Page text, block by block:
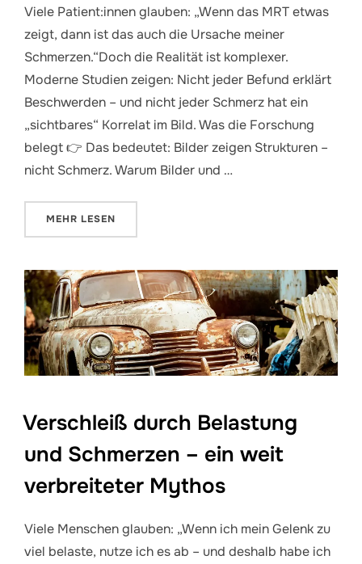
Viele Patient:innen glauben: „Wenn das MRT etwas
zeigt, dann ist das auch die Ursache meiner
Schmerzen.“Doch die Realität ist komplexer.
Moderne Studien zeigen: Nicht jeder Befund erklärt
Beschwerden – und nicht jeder Schmerz hat ein
„sichtbares“ Korrelat im Bild. Was die Forschung
belegt 👉 Das bedeutet: Bilder zeigen Strukturen –
nicht Schmerz. Warum Bilder und …
MEHR ÜBER „BILDGEBUNG UND SCHMERZEN – FAKTEN
LESEN
Verschleiß durch Belastung
und Schmerzen – ein weit
verbreiteter Mythos
Viele Menschen glauben: „Wenn ich mein Gelenk zu
viel belaste, nutze ich es ab – und deshalb habe ich